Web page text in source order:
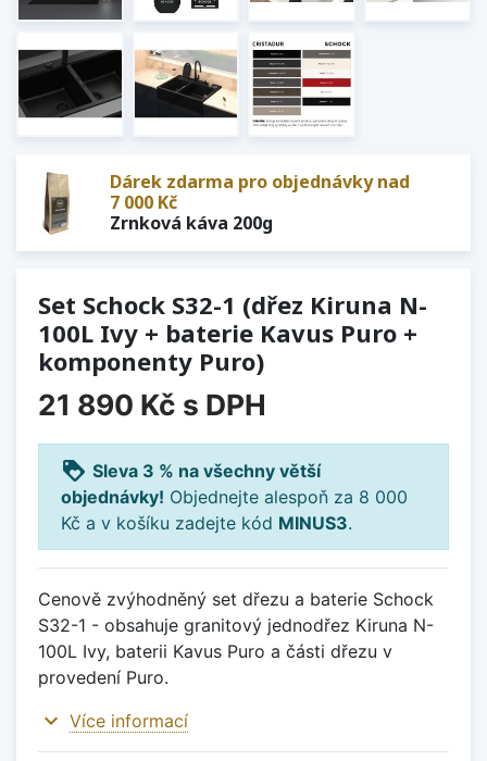
Dárek zdarma pro objednávky nad
7 000 Kč
Zrnková káva 200g
Set Schock S32-1 (dřez Kiruna N-
100L Ivy + baterie Kavus Puro +
komponenty Puro)
21 890 Kč s DPH
loyalty Sleva 3 % na všechny větší
objednávky! Objednejte alespoň za 8 000
Kč a v košíku zadejte kód MINUS3.
Cenově zvýhodněný set dřezu a baterie Schock
S32-1 - obsahuje granitový jednodřez Kiruna N-
100L Ivy, baterii Kavus Puro a části dřezu v
provedení Puro.
expand_more Více informací